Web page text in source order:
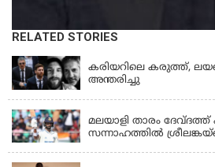
RELATED STORIESLATEST NEWS
കരിയറിലെ കരുത്ത്,
അന്തരിച്ചു
മലയാളി താരം ദേവ്ദത്ത്
സന്നാഹത്തില്‍ ശ്രീലങ്കയ്‌ക്കെതിരെ ഇന്ത്യ